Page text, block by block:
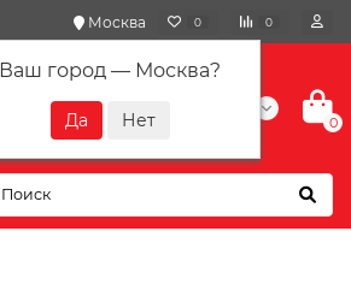
Москва
Ваш город — Москва?
0 0
+7(901) 417-10-01
0